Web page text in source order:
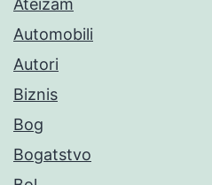
Ateizam
Automobili
Autori
Biznis
Bog
Bogatstvo